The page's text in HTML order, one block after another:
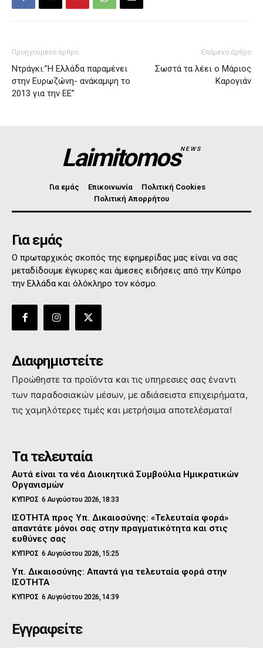
Προηγούμενο άρθρο
Ντράγκι:”Η Ελλάδα παραμένει
στην Ευρωζώνη- ανάκαμψη το
2013 για την ΕΕ”
Επόμενο άρθρο
Σωστά τα λέει ο Μάριος
Καρογιάν
LaimitomosNEWS
Για εμάς Επικοινωνία
Πολιτική Cookies
Πολιτική Απορρήτου
Για εμάς
Ο πρωταρχικός σκοπός της εφημερίδας μας είναι να σας
μεταδίδουμε έγκυρες και άμεσες ειδήσεις από την Κύπρο
την Ελλάδα και όλόκληρο τον κόσμο.
Διαφημιστείτε
Προώθηστε τα προϊόντα και τις υπηρεσιες σας έναντι
των παραδοσιακών μέσων, με αδιάσειστα επιχειρήματα,
τις χαμηλότερες τιμές και μετρήσιμα αποτελέσματα!
Τα τελευταία
Αυτά είναι τα νέα Διοικητικά Συμβούλια Ημικρατικών
Οργανισμών
ΚΥΠΡΟΣ 6 Αυγούστου 2026, 18:33
ΙΣΟΤΗΤΑ προς Υπ. Δικαιοσύνης: «Τελευταία φορά»
απαντάτε μόνοι σας στην πραγματικότητα και στις
ευθύνες σας
ΚΥΠΡΟΣ 6 Αυγούστου 2026, 15:25
Υπ. Δικαιοσύνης: Απαντά για τελευταία φορά στην
ΙΣΟΤΗΤΑ
ΚΥΠΡΟΣ 6 Αυγούστου 2026, 14:39
Εγγραφείτε